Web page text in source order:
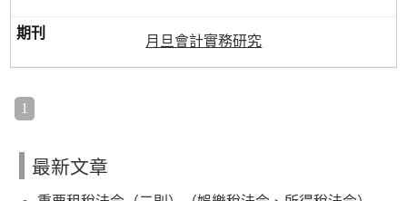
月旦會計實務研究
1
最新文章